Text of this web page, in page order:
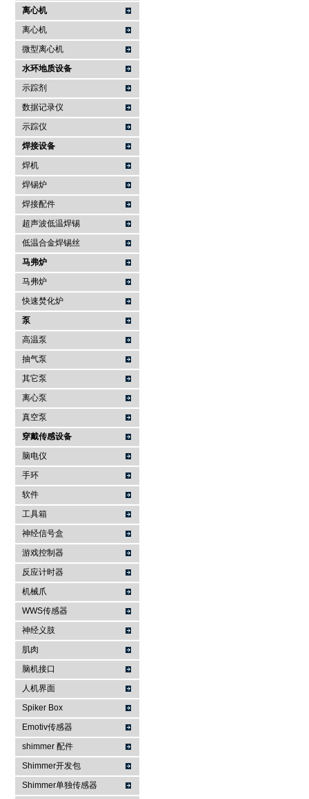
离心机
离心机
微型离心机
水环地质设备
示踪剂
数据记录仪
示踪仪
焊接设备
焊机
焊锡炉
焊接配件
超声波低温焊锡
低温合金焊锡丝
马弗炉
马弗炉
快速焚化炉
泵
高温泵
抽气泵
其它泵
离心泵
真空泵
穿戴传感设备
脑电仪
手环
软件
工具箱
神经信号盒
游戏控制器
反应计时器
机械爪
WWS传感器
神经义肢
肌肉
脑机接口
人机界面
Spiker Box
Emotiv传感器
shimmer 配件
Shimmer开发包
Shimmer单独传感器